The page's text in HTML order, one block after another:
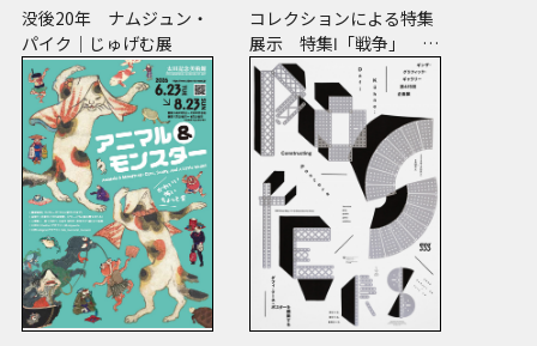
没後20年 ナムジュン・
パイク｜じゅげむ展
コレクションによる特集
展示 特集Ⅰ「戦争」 特
集Ⅱ「ヒノマル・イルミ
ネーション」